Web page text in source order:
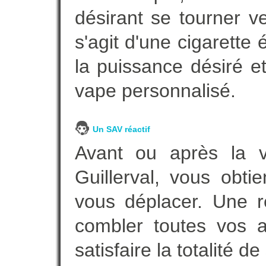
désirant se tourner
s'agit d'une cigarette
la puissance désiré
vape personnalisé.
Un SAV réactif
Avant ou après la
Guillerval, vous
vous déplacer. Une
combler toutes vos
satisfaire la totalité